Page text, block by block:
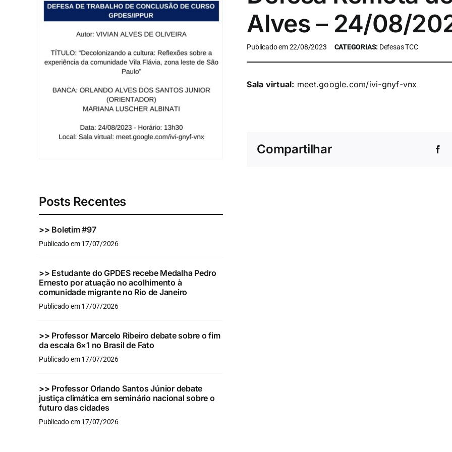
Posts Recentes
>> Boletim #97
Publicado em 17/07/2026
>> Estudante do GPDES recebe Medalha Pedro
Ernesto por atuação no acolhimento à
comunidade migrante no Rio de Janeiro
Publicado em 17/07/2026
>> Professor Marcelo Ribeiro debate sobre o fim
da escala 6×1 no Brasil de Fato
Publicado em 17/07/2026
>> Professor Orlando Santos Júnior debate
justiça climática em seminário nacional sobre o
futuro das cidades
Publicado em 17/07/2026
Alves – 24/08/
Publicado em 22/08/2023 CATEGORIAS: Defesas TCC
Sala virtual: meet.google.com/ivi-gnyf-vnx
Compartilhar